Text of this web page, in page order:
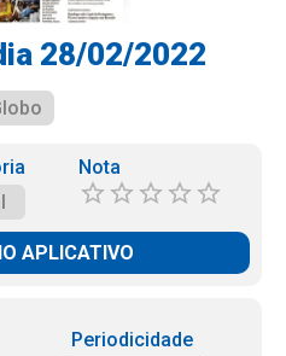
28/02/2022
Nota
APLICATIVO
Periodicidade